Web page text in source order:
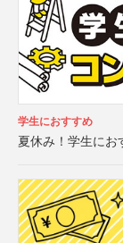
学生におすすめ
夏休み！学生にお